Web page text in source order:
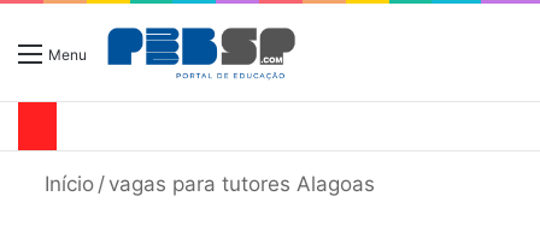
Menu
Início / vagas para tutores Alagoas